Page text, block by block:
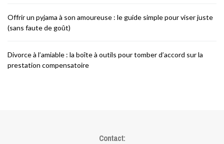
Offrir un pyjama à son amoureuse : le guide simple pour viser juste
(sans faute de goût)
Divorce à l’amiable : la boîte à outils pour tomber d’accord sur la
prestation compensatoire
Contact: